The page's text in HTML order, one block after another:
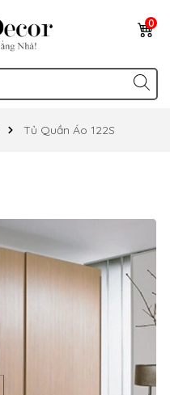
0
Tủ Quần Áo 122S